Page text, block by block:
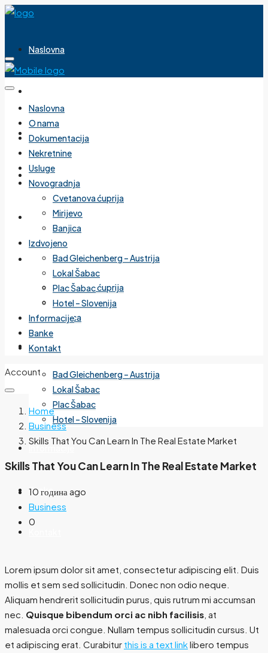
Naslovna
Dokumentacija
Nekretnine
Usluge
Novogradnja
Cvetanova ćuprija
Mirijevo
Banjica
Izdvojeno
Bad Gleichenberg – Austrija
Lokal Šabac
Plac Šabac
Hotel – Slovenija
Informacije
Banke
Naslovna
O nama
Dokumentacija
Nekretnine
Usluge
Novogradnja
Cvetanova ćuprija
Mirijevo
Banjica
Izdvojeno
Bad Gleichenberg – Austrija
Lokal Šabac
Plac Šabac
Hotel – Slovenija
Informacije
Banke
Kontakt
Account
Home
Business
Skills That You Can Learn In The Real Estate Market
Skills That You Can Learn In The Real Estate Market
10 година ago
Business
0
Lorem ipsum dolor sit amet, consectetur adipiscing elit. Duis
mollis et sem sed sollicitudin. Donec non odio neque.
Aliquam hendrerit sollicitudin purus, quis rutrum mi accumsan
nec. Quisque bibendum orci ac nibh facilisis , at
malesuada orci congue. Nullam tempus sollicitudin cursus. Ut
et adipiscing erat. Curabitur this is a text linklibero tempus